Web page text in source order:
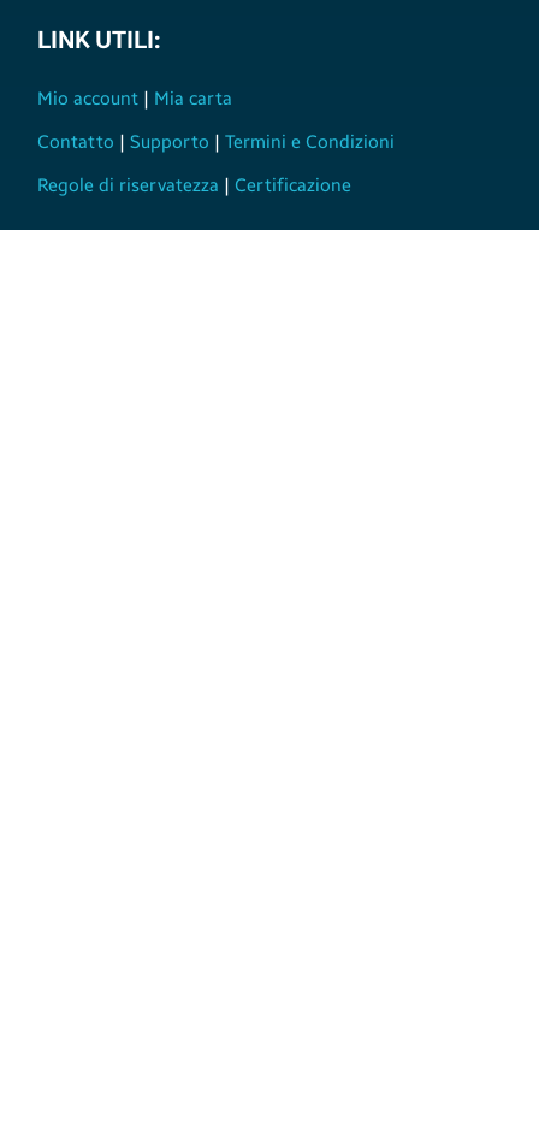
LINK UTILI:
Mio account | Mia carta
Contatto | Supporto | Termini e Condizioni
Regole di riservatezza | Certificazione